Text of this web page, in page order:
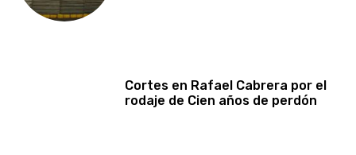
Cortes en Rafael Cabrera por el
rodaje de Cien años de perdón